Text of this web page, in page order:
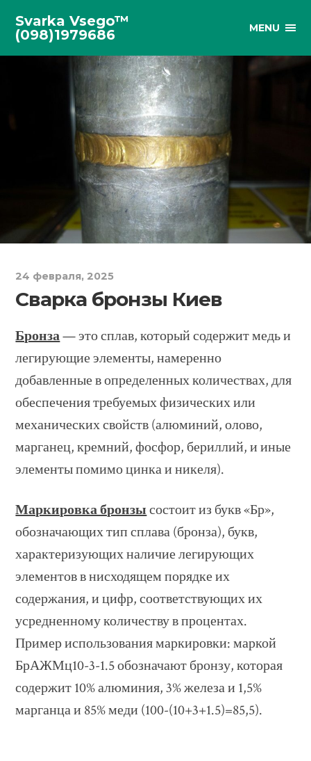
Svarka Vsego™
(098)1979686
MENU
24 февраля, 2025
Сварка бронзы Киев
Бронза— это сплав, который содержит медь и
легирующие элементы, намеренно
добавленные в определенных количествах, для
обеспечения требуемых физических или
механических свойств (алюминий, олово,
марганец, кремний, фосфор, бериллий, и иные
элементы помимо цинка и никеля).
Маркировка бронзысостоит из букв «Бр»,
обозначающих тип сплава (бронза), букв,
характеризующих наличие легирующих
элементов в нисходящем порядке их
содержания, и цифр, соответствующих их
усредненному количеству в процентах.
Пример использования маркировки: маркой
БрАЖМц10-3-1.5 обозначают бронзу, которая
содержит 10% алюминия, 3% железа и 1,5%
марганца и 85% меди (100-(10+3+1.5)=85,5).